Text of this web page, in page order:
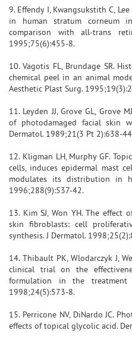
9. Effendy I, Kwangsukstith C,
in human stratum corneum
comparison with all-trans
1995;75(6):455-8.
10. Vagotis FL, Brundage SR.
chemical peel in an animal
Aesthetic Plast Surg.
11. Leyden JJ, Grove GL, Grove
of photodamaged facial skin
Dermatol. 1989;21(3 Pt 2):638-
12. Kligman LH, Murphy GF.
cells, induces epidermal mast
modulates its distribution in
1996;288(9):537-42.
13. Kim SJ, Won YH. The
skin fibroblasts: cell
synthesis. J Dermatol.
14. Thibault PK, Wlodarczyk J,
clinical trial on the
formulation in the treatment
1998;24(5):573-8.
15. Perricone NV, DiNardo JC.
effects of topical glycolic acid.